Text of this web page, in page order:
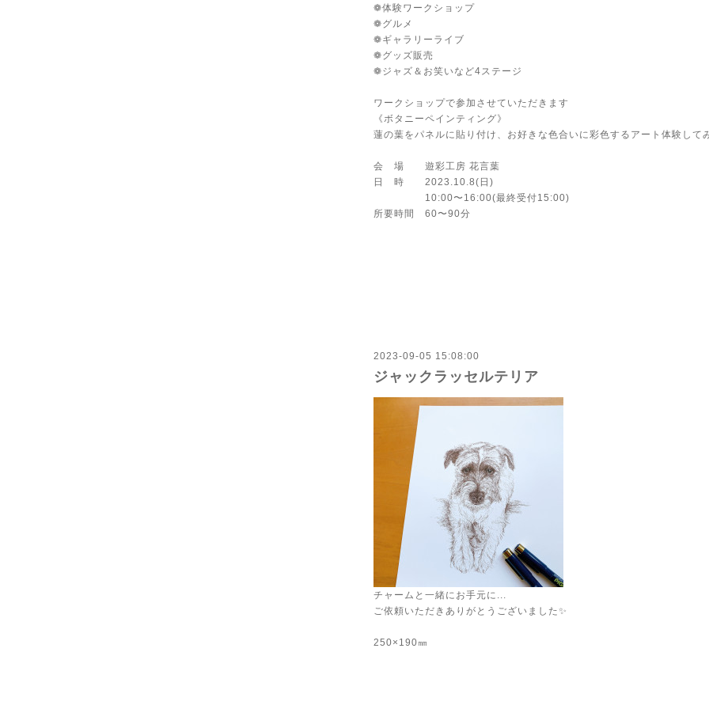
❁体験ワークショップ
❁グルメ
❁ギャラリーライブ
❁グッズ販売
❁ジャズ＆お笑いなど4ステージ
ワークショップで参加させていただきます
《ボタニーペインティング》
蓮の葉をパネルに貼り付け、お好きな色合いに彩色するアート体験して
会 場 遊彩工房 花言葉
日 時 2023.10.8(日)
10:00〜16:00(最終受付15:00)
所要時間 60〜90分
2023-09-05 15:08:00
ジャックラッセルテリア
チャームと一緒にお手元に...
ご依頼いただきありがとうございました✨
250×190㎜